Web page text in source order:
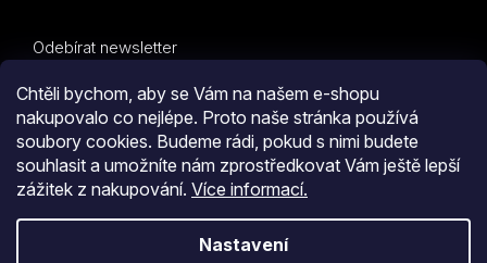
Chtěli bychom, aby se Vám na našem e-shopu
nakupovalo co nejlépe. Proto naše stránka používá
soubory cookies. Budeme rádi, pokud s nimi budete
souhlasit a umožníte nám zprostředkovat Vám ještě lepší
zážitek z nakupování. Více informací.
Nastavení
Odebírat newsletter
Vložte svůj e-mail a my vám budeme zasílat informace o
nových produktech na našem e-shopu.
E-mail
obchodními podmínkamii s podmínkami
PŘIHLÁSIT
Vytvořil Shoptet